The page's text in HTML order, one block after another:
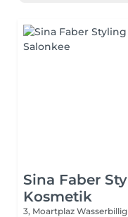
Sina Faber
Kosmetik
3, Moartplaz